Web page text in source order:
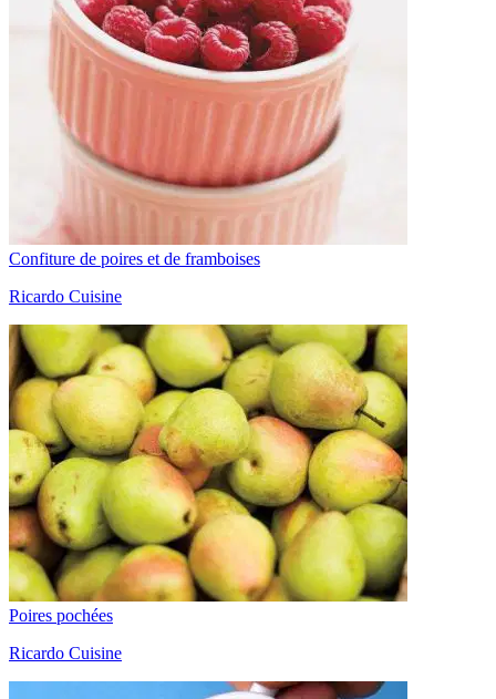
Confiture de poires et de framboises
Ricardo Cuisine
Poires pochées
Ricardo Cuisine